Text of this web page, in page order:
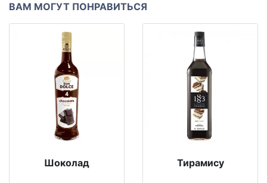
ВАМ МОГУТ ПОНРАВИТЬСЯ
Шоколад Тирамису